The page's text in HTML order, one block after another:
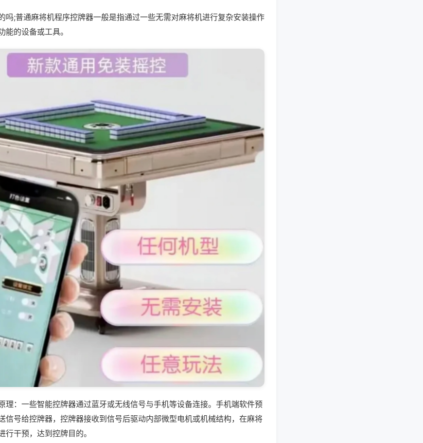
吗;普通麻将机程序控牌器一般是指通过一些无需对麻将机进行复杂安装操作
能的设备或工具。
理：一些智能控牌器通过蓝牙或无线信号与手机等设备连接。手机端软件预
信号给控牌器，控牌器接收到信号后驱动内部微型电机或机械结构，在麻将
行干预，达到控牌目的。